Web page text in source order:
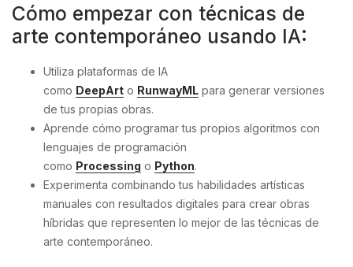
Cómo empezar con técnicas de
arte contemporáneo usando IA:
Utiliza plataformas de IA
como DeepArt o RunwayML para generar versiones
de tus propias obras.
Aprende cómo programar tus propios algoritmos con
lenguajes de programación
como Processing o Python.
Experimenta combinando tus habilidades artísticas
manuales con resultados digitales para crear obras
híbridas que representen lo mejor de las técnicas de
arte contemporáneo.